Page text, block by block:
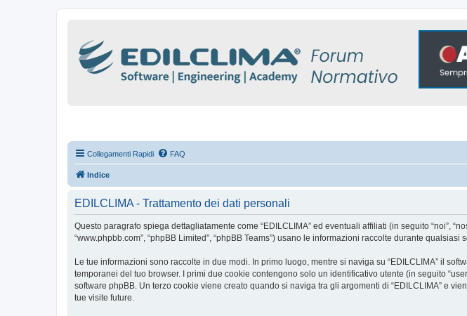
Collegamenti Rapidi FAQ
Indice
EDILCLIMA - Trattamento dei dati personali
Questo paragrafo spiega dettagliatamente come “EDILCLIMA” ed eventuali affiliati (in seguito “noi”,
“www.phpbb.com”, “phpBB Limited”, “phpBB Teams”) usano le informazioni raccolte durante
Le tue informazioni sono raccolte in due modi. In primo luogo, mentre si naviga su “EDILCLIMA” il
temporanei del tuo browser. I primi due cookie contengono solo un identificativo utente (in seguito
software phpBB. Un terzo cookie viene creato quando si naviga tra gli argomenti di “EDILCLIMA” e
tue visite future.